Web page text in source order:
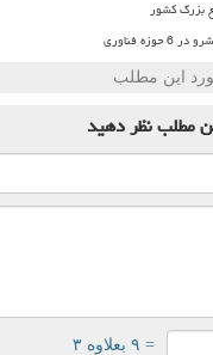
بزرگ کشور
فناوری
مطلبنظر دهید
= ۹ بعلاوه ۳